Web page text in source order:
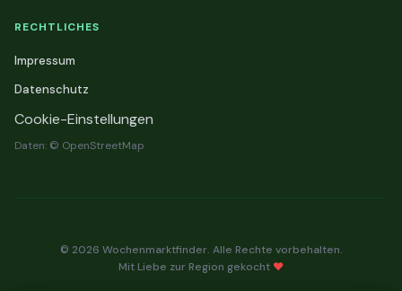
RECHTLICHES
Impressum
Datenschutz
Cookie-Einstellungen
Daten: © OpenStreetMap
© 2026 Wochenmarktfinder. Alle Rechte vorbehalten.
Mit Liebe zur Region gekocht ❤